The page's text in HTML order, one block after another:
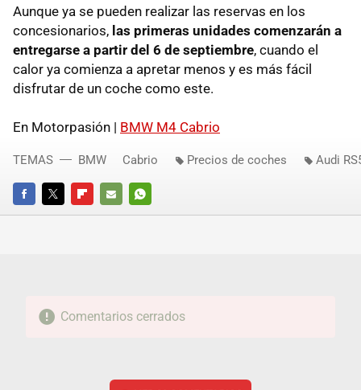
Aunque ya se pueden realizar las reservas en los
concesionarios, las primeras unidades comenzarán a
entregarse a partir del 6 de septiembre, cuando el
calor ya comienza a apretar menos y es más fácil
disfrutar de un coche como este.
En Motorpasión | BMW M4 Cabrio
FACEBOOKTWITTERFLIPBOARD
E-
WHATSAPP
TEMAS BMW Cabrio Precios de coches Audi
Comentarios cerrados